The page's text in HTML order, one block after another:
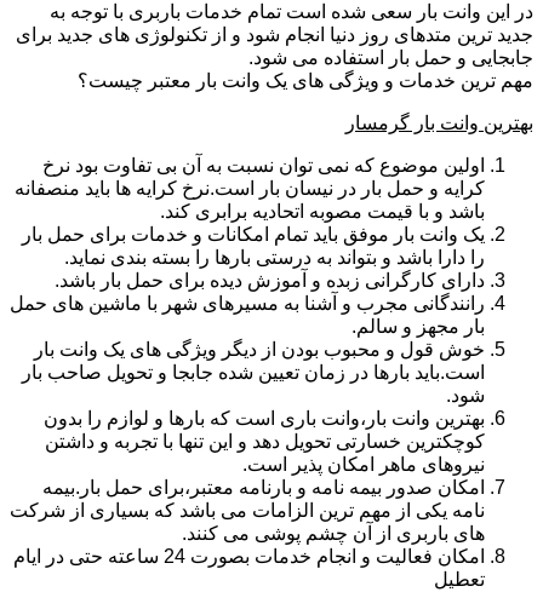
در این وانت بار سعی شده است تمام خدمات باربری با توجه به
جدید ترین متدهای روز دنیا انجام شود و از تکنولوژی های جدید برای
جابجایی و حمل بار استفاده می شود.
مهم ترین خدمات و ویژگی های یک وانت بار معتبر چیست؟
بهترین وانت بار گرمسار
اولین موضوع که نمی توان نسبت به آن بی تفاوت بود نرخ
کرایه و حمل بار در نیسان بار است.نرخ کرایه ها باید منصفانه
باشد و با قیمت مصوبه اتحادیه برابری کند.
یک وانت بار موفق باید تمام امکانات و خدمات برای حمل بار
را دارا باشد و بتواند به درستی بارها را بسته بندی نماید.
دارای کارگرانی زبده و آموزش دیده برای حمل بار باشد.
رانندگانی مجرب و آشنا به مسیرهای شهر با ماشین های حمل
بار مجهز و سالم.
خوش قول و محبوب بودن از دیگر ویژگی های یک وانت بار
است.باید بارها در زمان تعیین شده جابجا و تحویل صاحب بار
شود.
بهترین وانت بار،وانت باری است که بارها و لوازم را بدون
کوچکترین خسارتی تحویل دهد و این تنها با تجربه و داشتن
نیروهای ماهر امکان پذیر است.
امکان صدور بیمه نامه و بارنامه معتبر،برای حمل بار.بیمه
نامه یکی از مهم ترین الزامات می باشد که بسیاری از شرکت
های باربری از آن چشم پوشی می کنند.
امکان فعالیت و انجام خدمات بصورت 24 ساعته حتی در ایام
تعطیل